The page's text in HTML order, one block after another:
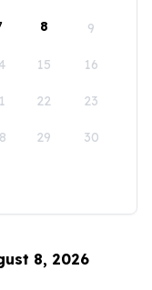
8 9
15 16
22 23
29 30
8, 2026